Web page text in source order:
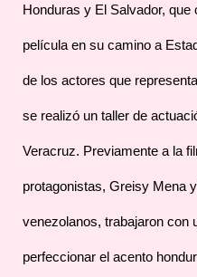
Honduras y El Salvador, que
película en su camino a
de los actores que
se realizó un taller de
Veracruz. Previamente a la
protagonistas, Greisy Mena
venezolanos, trabajaron con
perfeccionar el acento